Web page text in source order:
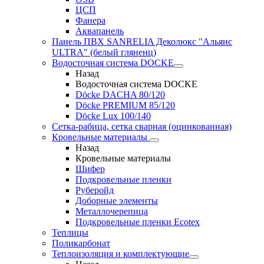
ЦСП
Фанера
Аквапанель
Панель ПВХ SANRELIA Деколюкс "Альянс
ULTRA" (белый гляненц)
Водосточная система DOCKE
Назад
Водосточная система DOCKE
Döсkе DACHA 80/120
Döcke PREMIUM 85/120
Döсkе Luх 100/140
Сетка-рабица, сетка сварная (оцинкованная)
Кровельные материалы
Назад
Кровельные материалы
Шифер
Подкровельные пленки
Руберойд
Доборные элементы
Металлочерепица
Подкровельные пленки Ecotex
Теплицы
Поликарбонат
Теплоизоляция и комплектующие